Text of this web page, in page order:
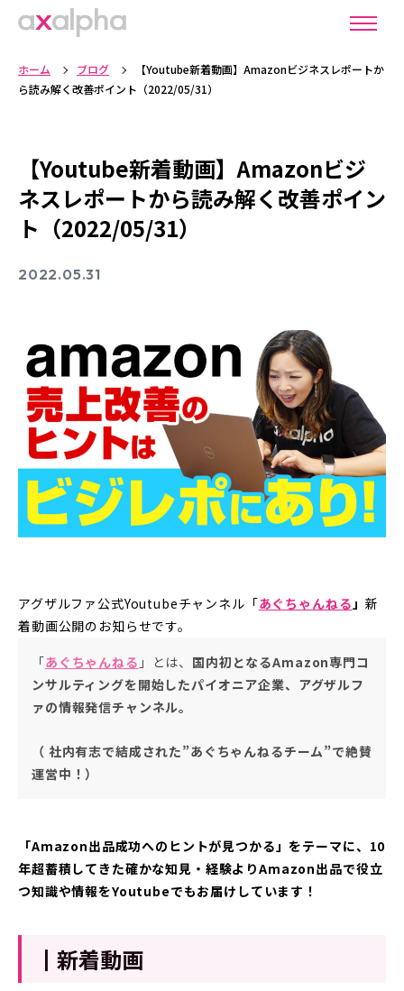
ホーム ブログ
【Youtube新着動画】Amazonビジネスレポートか
ら読み解く改善ポイント（2022/05/31）
【Youtube新着動画】Amazonビジ
ネスレポートから読み解く改善ポイン
ト（2022/05/31）
2022.05.31
アグザルファ公式Youtubeチャンネル「あぐちゃんねる 」新
着動画公開のお知らせです。
「あぐちゃんねる 」とは、 国内初となるAmazon専門コ
ンサルティングを開始したパイオニア企業、アグザルフ
ァの情報発信チャンネル。
（ 社内有志で結成された”あぐちゃんねるチーム”で絶賛
運営中！）
「Amazon出品成功へのヒントが見つかる」をテーマに、10
年超蓄積してきた確かな知見・経験よりAmazon出品で役立
つ知識や情報をYoutubeでもお届けしています！
┃新着動画